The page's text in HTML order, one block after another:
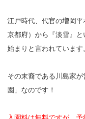
江戸時代、代官の増岡
京都府）から『淡雪』
始まりと言われています
その末裔である川島家
園」なのです！